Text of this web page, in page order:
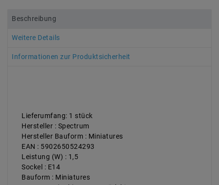
Beschreibung
Weitere Details
Informationen zur Produktsicherheit
Lieferumfang: 1 stück
Hersteller : Spectrum
Hersteller Bauform : Miniatures
EAN : 5902650524293
Leistung (W) : 1,5
Sockel : E14
Bauform : Miniatures